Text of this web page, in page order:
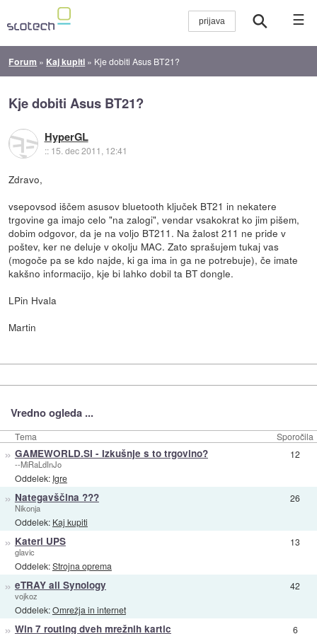
☰
Forum » Kaj kupiti » Kje dobiti Asus BT21?
Kje dobiti Asus BT21?
HyperGL
:: 15. dec 2011, 12:41
Zdravo,
vsepovsod iščem asusov bluetooth ključek BT21 in nekatere
trgovine ga imajo celo "na zalogi", vendar vsakokrat ko jim pišem,
dobim odgovor, da je na voljo BT211. Na žalost 211 ne pride v
poštev, ker ne deluje v okolju MAC. Zato sprašujem tukaj vas
(mogoče pa se kdo najde, ki ga ima in ga ne potrebuje), če imate
kakšno informacijo, kje bi lahko dobil ta BT dongle.
LPin Hvala
Martin
Vredno ogleda ...
Tema Sporočila
» GAMEWORLD.SI - Izkušnje s to trgovino?
--MiRaLdInJo
Oddelek: Igre
12
» Nategavščina ???
Nikonja
Oddelek: Kaj kupiti
26
» Kateri UPS
glavic
Oddelek:Strojna oprema
13
» eTRAY ali Synology
vojkoz
Oddelek:Omrežja in internet
42
» Win 7 routing dveh mrežnih kartic 6